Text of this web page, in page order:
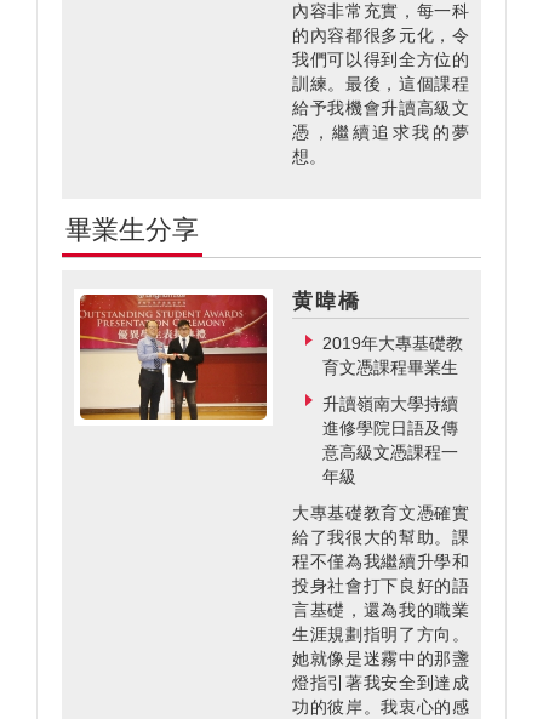
內容非常充實，每一科
的內容都很多元化，令
我們可以得到全方位的
訓練。最後，這個課程
給予我機會升讀高級文
憑，繼續追求我的夢
想。
畢業生分享
黄暐橋
2019年大專基礎教
育文憑課程畢業生
升讀嶺南大學持續
進修學院日語及傳
意高級文憑課程一
年級
大專基礎教育文憑確實
給了我很大的幫助。課
程不僅為我繼續升學和
投身社會打下良好的語
言基礎，還為我的職業
生涯規劃指明了方向。
她就像是迷霧中的那盞
燈指引著我安全到達成
功的彼岸。我衷心的感